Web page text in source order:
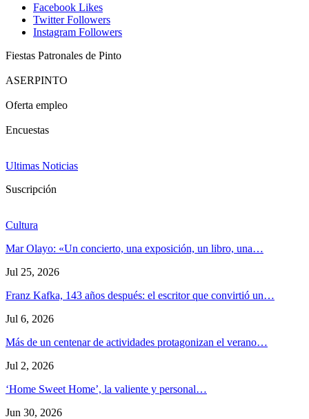
Facebook Likes
Twitter Followers
Instagram Followers
Fiestas Patronales de Pinto
ASERPINTO
Oferta empleo
Encuestas
Ultimas Noticias
Suscripción
Cultura
Mar Olayo: «Un concierto, una exposición, un libro, una…
Jul 25, 2026
Franz Kafka, 143 años después: el escritor que convirtió un…
Jul 6, 2026
Más de un centenar de actividades protagonizan el verano…
Jul 2, 2026
‘Home Sweet Home’, la valiente y personal…
Jun 30, 2026